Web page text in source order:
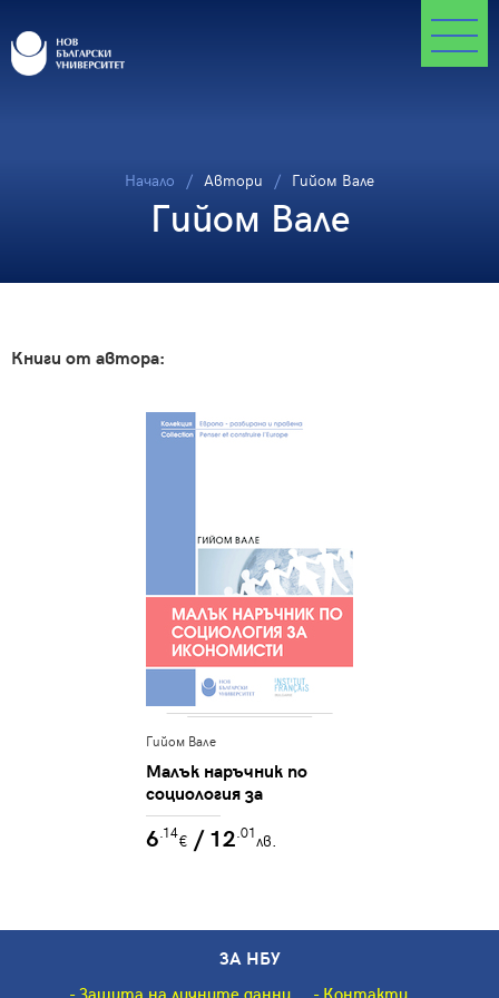
Начало Автори Гийом Вале
Гийом Вале
Книги от автора:
Гийом Вале
Малък наръчник по
социология за
икономисти
6 .14€ / 12 .01лв.
ЗА НБУ
Защита на личните данни Контакти